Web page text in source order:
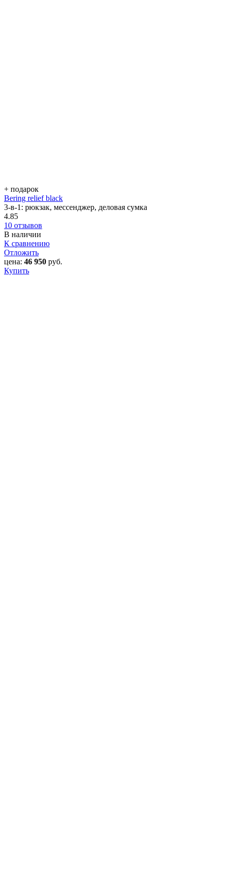
+ подарок
Bering relief black
3-в-1: рюкзак, мессенджер, деловая сумка
4.85
10 отзывов
В наличии
К сравнению
Отложить
цена: 46 950 руб.
Купить